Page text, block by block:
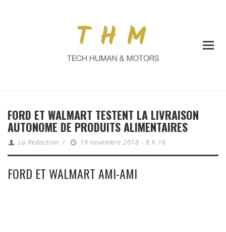
FORD ET WALMART TESTENT LA LIVRAISON
AUTONOME DE PRODUITS ALIMENTAIRES
La Redaction / 19 novembre 2018 - 8 h 16
FORD ET WALMART AMI-AMI